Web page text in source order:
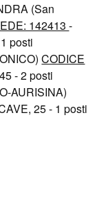
(San
142413-
posti
CODICE
- 2 posti
AURISINA)
25 - 1 posti